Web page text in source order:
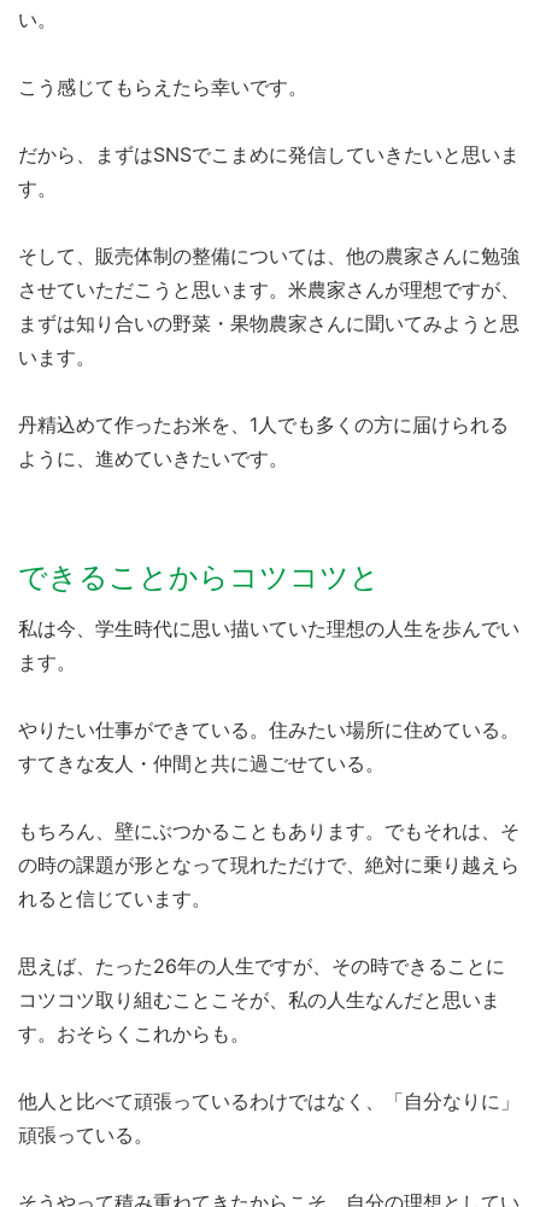
い。
こう感じてもらえたら幸いです。
だから、まずはSNSでこまめに発信していきたいと思いま
す。
そして、販売体制の整備については、他の農家さんに勉強
させていただこうと思います。米農家さんが理想ですが、
まずは知り合いの野菜・果物農家さんに聞いてみようと思
います。
丹精込めて作ったお米を、1人でも多くの方に届けられる
ように、進めていきたいです。
できることからコツコツと
私は今、学生時代に思い描いていた理想の人生を歩んでい
ます。
やりたい仕事ができている。住みたい場所に住めている。
すてきな友人・仲間と共に過ごせている。
もちろん、壁にぶつかることもあります。でもそれは、そ
の時の課題が形となって現れただけで、絶対に乗り越えら
れると信じています。
思えば、たった26年の人生ですが、その時できることに
コツコツ取り組むことこそが、私の人生なんだと思いま
す。おそらくこれからも。
他人と比べて頑張っているわけではなく、「自分なりに」
頑張っている。